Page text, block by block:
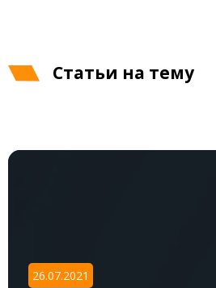
Статьи на тему
26.07.2021